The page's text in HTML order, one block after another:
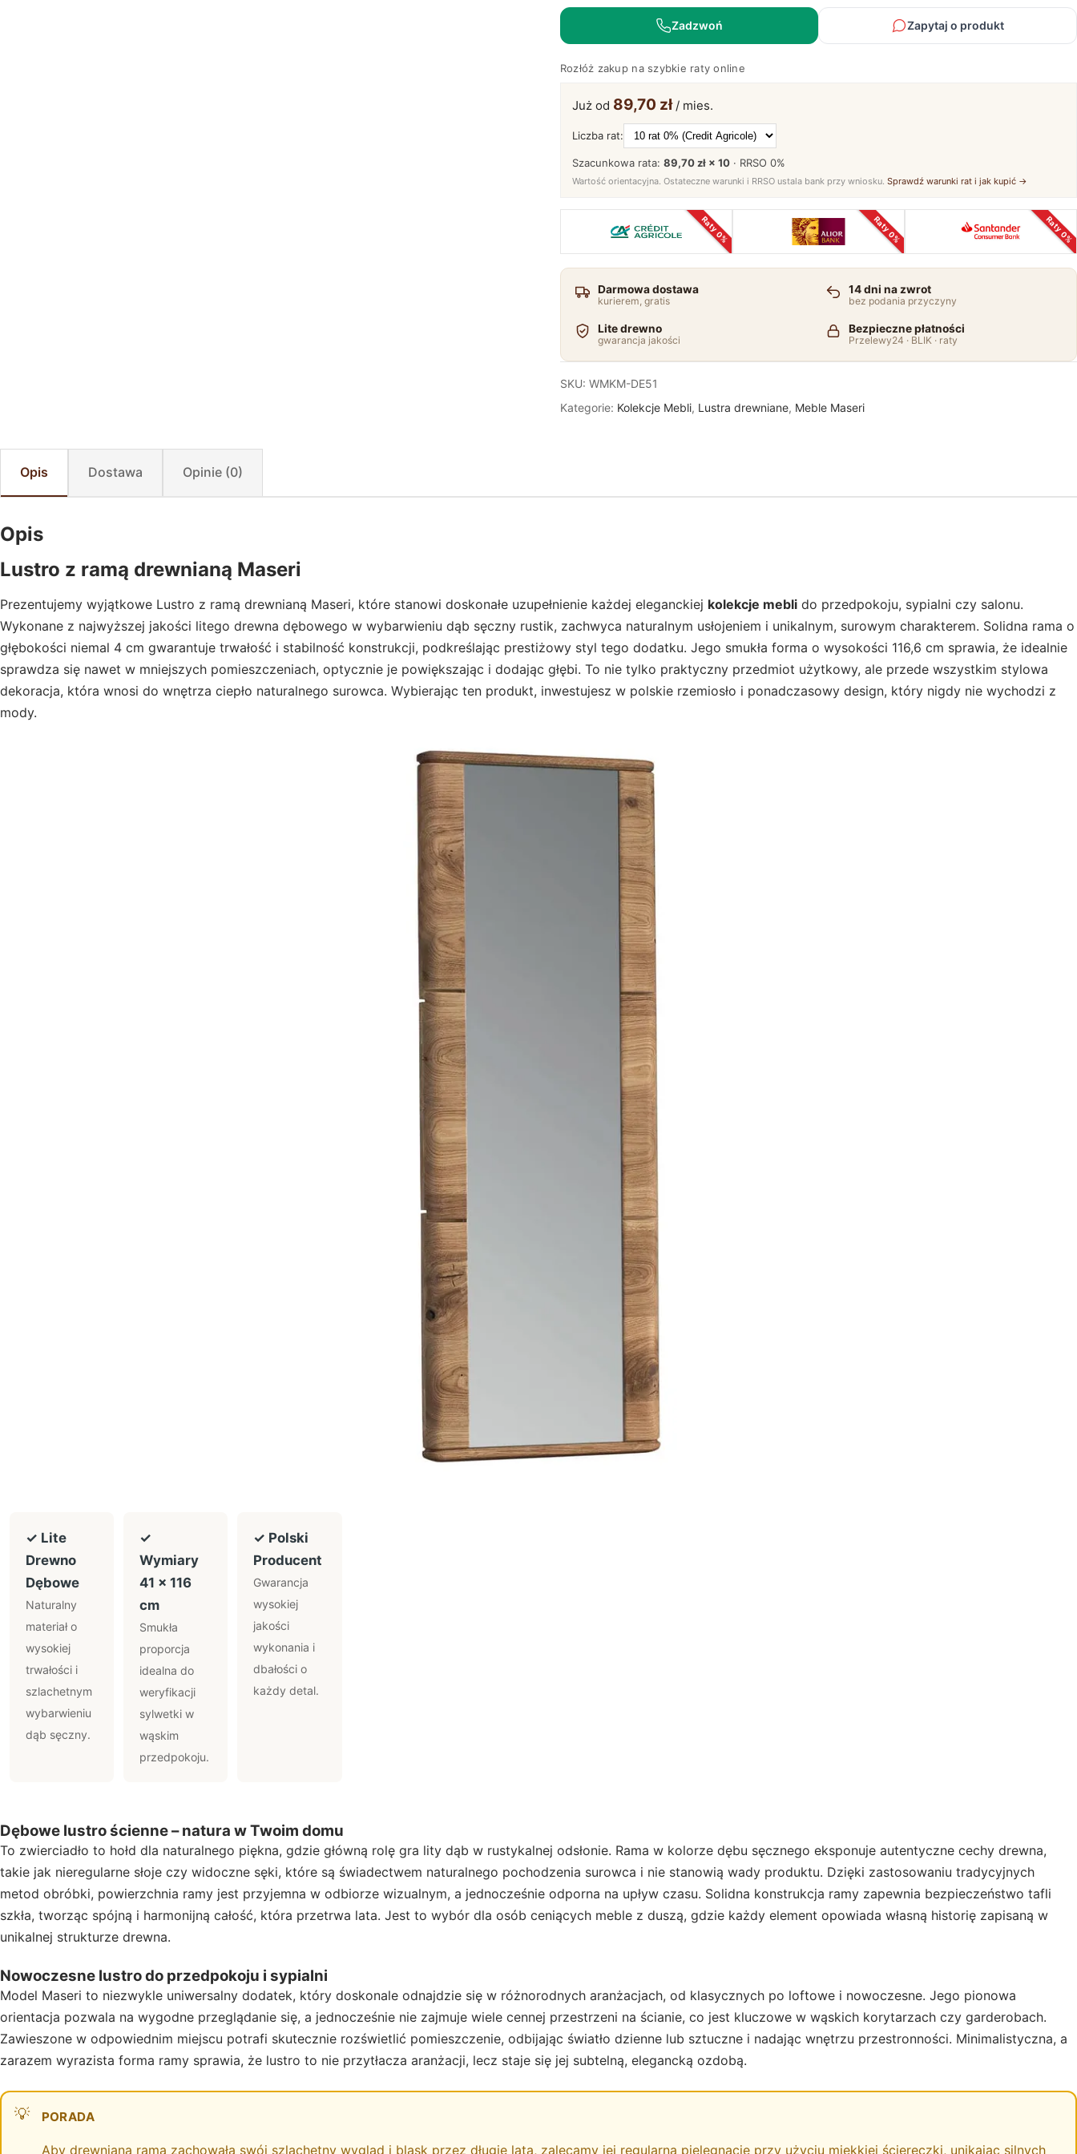
drewnianą
Maseri
Zadzwoń Zapytaj o produkt
Rozłóż zakup na szybkie raty online
Już od 89,70 zł/ mies.
Liczba rat:
Szacunkowa rata: 89,70 zł × 10· RRSO 0%
Wartość orientacyjna. Ostateczne warunki i RRSO ustala bank przy wniosku. Sprawdź warunki rat i jak kupić →
Raty 0% Raty 0% Raty 0%
Darmowa dostawa
kurierem, gratis
14 dni na zwrot
bez podania przyczyny
Lite drewno
gwarancja jakości
Bezpieczne płatności
Przelewy24 · BLIK · raty
SKU: WMKM-DE51
Kategorie: Kolekcje Mebli, Lustra drewniane, Meble Maseri
Opis Dostawa Opinie (0)
Opis
Lustro z ramą drewnianą Maseri
Prezentujemy wyjątkowe Lustro z ramą drewnianą Maseri, które stanowi doskonałe uzupełnienie każdej eleganckiej kolekcje mebli do przedpokoju, sypialni czy salonu.
Wykonane z najwyższej jakości litego drewna dębowego w wybarwieniu dąb sęczny rustik, zachwyca naturalnym usłojeniem i unikalnym, surowym charakterem. Solidna rama o
głębokości niemal 4 cm gwarantuje trwałość i stabilność konstrukcji, podkreślając prestiżowy styl tego dodatku. Jego smukła forma o wysokości 116,6 cm sprawia, że idealnie
sprawdza się nawet w mniejszych pomieszczeniach, optycznie je powiększając i dodając głębi. To nie tylko praktyczny przedmiot użytkowy, ale przede wszystkim stylowa
dekoracja, która wnosi do wnętrza ciepło naturalnego surowca. Wybierając ten produkt, inwestujesz w polskie rzemiosło i ponadczasowy design, który nigdy nie wychodzi z
mody.
✓ Lite
Drewno
Dębowe
Naturalny
materiał o
wysokiej
trwałości i
szlachetnym
wybarwieniu
dąb sęczny.
✓
Wymiary
41 x 116
cm
Smukła
proporcja
idealna do
weryfikacji
sylwetki w
wąskim
przedpokoju.
✓ Polski
Producent
Gwarancja
wysokiej
jakości
wykonania i
dbałości o
każdy detal.
Dębowe lustro ścienne – natura w Twoim domu
To zwierciadło to hołd dla naturalnego piękna, gdzie główną rolę gra lity dąb w rustykalnej odsłonie. Rama w kolorze dębu sęcznego eksponuje autentyczne cechy drewna,
takie jak nieregularne słoje czy widoczne sęki, które są świadectwem naturalnego pochodzenia surowca i nie stanowią wady produktu. Dzięki zastosowaniu tradycyjnych
metod obróbki, powierzchnia ramy jest przyjemna w odbiorze wizualnym, a jednocześnie odporna na upływ czasu. Solidna konstrukcja ramy zapewnia bezpieczeństwo tafli
szkła, tworząc spójną i harmonijną całość, która przetrwa lata. Jest to wybór dla osób ceniących meble z duszą, gdzie każdy element opowiada własną historię zapisaną w
unikalnej strukturze drewna.
Nowoczesne lustro do przedpokoju i sypialni
Model Maseri to niezwykle uniwersalny dodatek, który doskonale odnajdzie się w różnorodnych aranżacjach, od klasycznych po loftowe i nowoczesne. Jego pionowa
orientacja pozwala na wygodne przeglądanie się, a jednocześnie nie zajmuje wiele cennej przestrzeni na ścianie, co jest kluczowe w wąskich korytarzach czy garderobach.
Zawieszone w odpowiednim miejscu potrafi skutecznie rozświetlić pomieszczenie, odbijając światło dzienne lub sztuczne i nadając wnętrzu przestronności. Minimalistyczna, a
zarazem wyrazista forma ramy sprawia, że lustro to nie przytłacza aranżacji, lecz staje się jej subtelną, elegancką ozdobą.
PORADA
Aby drewniana rama zachowała swój szlachetny wygląd i blask przez długie lata, zalecamy jej regularną pielęgnację przy użyciu miękkiej ściereczki, unikając silnych